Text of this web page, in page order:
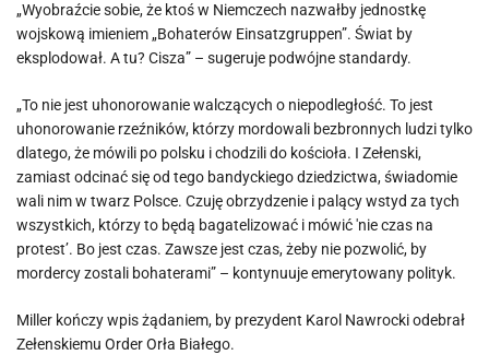
„Wyobraźcie sobie, że ktoś w Niemczech nazwałby jednostkę
wojskową imieniem „Bohaterów Einsatzgruppen”. Świat by
eksplodował. A tu? Cisza” – sugeruje podwójne standardy.
„To nie jest uhonorowanie walczących o niepodległość. To jest
uhonorowanie rzeźników, którzy mordowali bezbronnych ludzi tylko
dlatego, że mówili po polsku i chodzili do kościoła. I Zełenski,
zamiast odcinać się od tego bandyckiego dziedzictwa, świadomie
wali nim w twarz Polsce. Czuję obrzydzenie i palący wstyd za tych
wszystkich, którzy to będą bagatelizować i mówić 'nie czas na
protest’. Bo jest czas. Zawsze jest czas, żeby nie pozwolić, by
mordercy zostali bohaterami” – kontynuuje emerytowany polityk.
Miller kończy wpis żądaniem, by prezydent Karol Nawrocki odebrał
Zełenskiemu Order Orła Białego.